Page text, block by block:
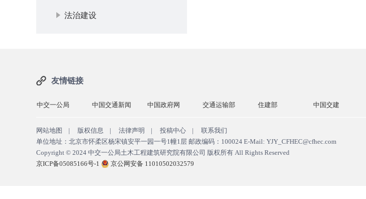
法治建设
友情链接
中交一公局 中国交通新闻 中国政府网 交通运输部 住建部 中国交建
网站地图 | 版权信息 | 法律声明 | 投稿中心 |
联系我们
单位地址：北京市怀柔区杨宋镇安平一园一号1幢1层 邮政编码：100024 E-Mail: YJY_CFHEC@cfhec.com
Copyright © 2024 中交一公局土木工程建筑研究院有限公司 版权所有 All Rights Reserved
京ICP备05085166号-1
京公网安备 11010502032579